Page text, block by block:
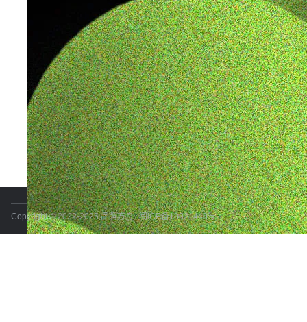
Copyright © 2022-2025 品牌方舟 闽ICP备18021440号